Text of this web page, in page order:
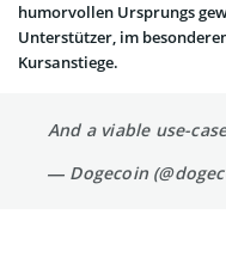
humorvollen Ursprungs
Unterstützer, im
Kursanstiege.
And a viable use-
— Dogecoin